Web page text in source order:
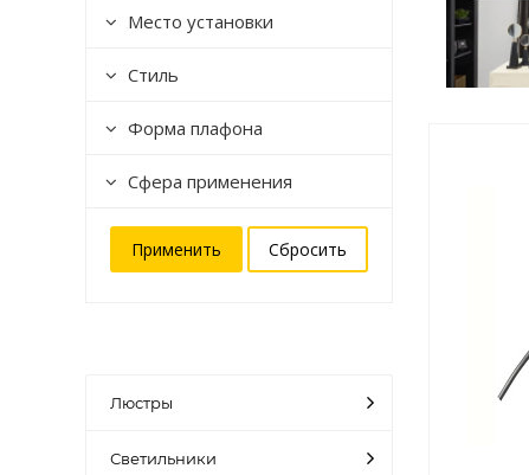
Место установки
Стиль
Форма плафона
Сфера применения
Люстры
Светильники